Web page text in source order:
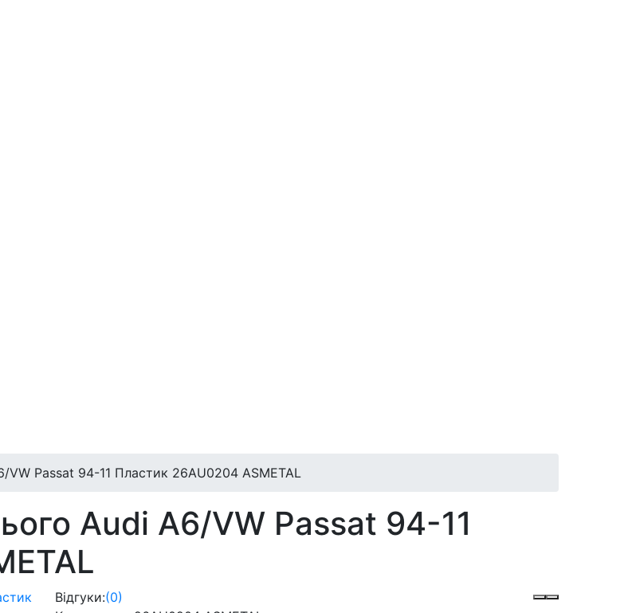
VW Passat 94-11 Пластик 26AU0204 ASMETAL
Audi A6/VW Passat 94-11
Відгуки:(0)